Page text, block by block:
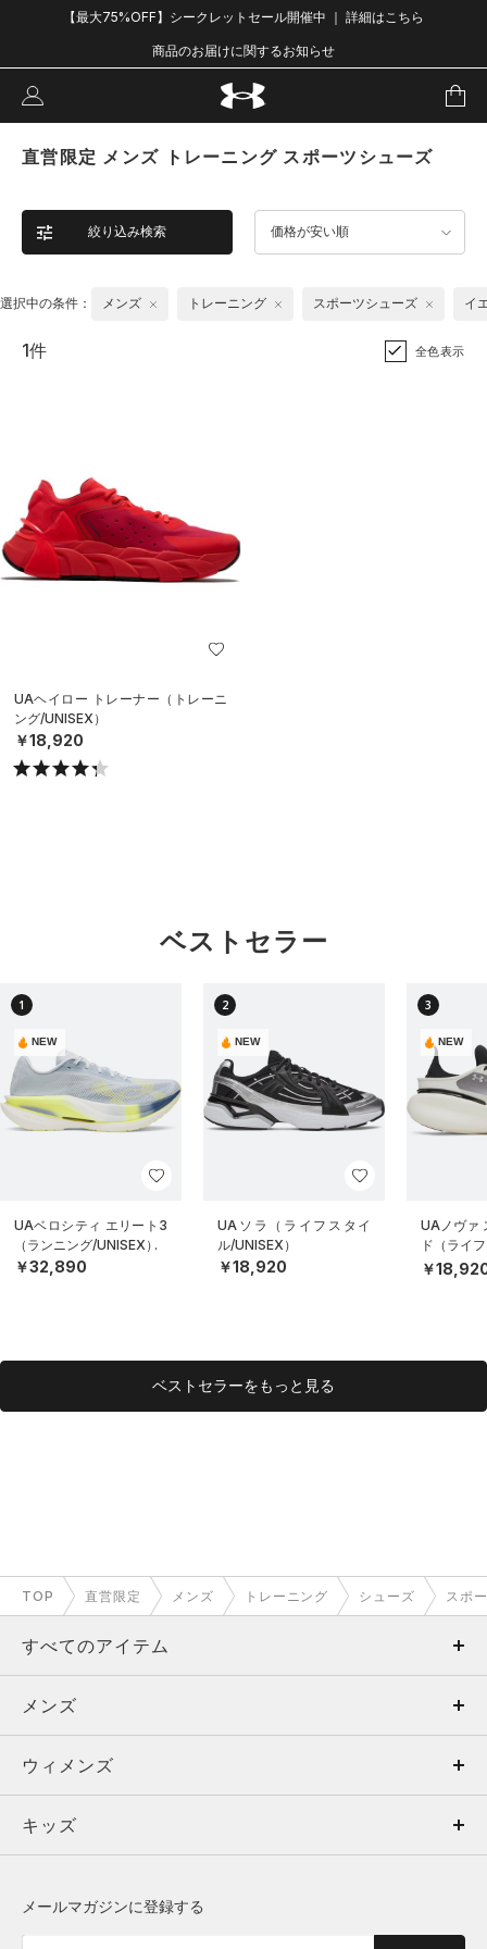
【最大75%OFF】シークレットセール開催中 ｜ 詳細はこちら
商品のお届けに関するお知らせ
直営限定 メンズ トレーニング スポーツシューズ
絞り込み検索 価格が安い順
選択中の条件： メンズ トレーニング スポーツシューズ イ
1件 全色表示
UAヘイロー トレーナー（トレーニ
ング/UNISEX）
￥18,920
ベストセラー
1
NEW
UAベロシティ エリート3
（ランニング/UNISEX）
￥32,890
2
NEW
UAソラ（ライフスタイ
ル/UNISEX）
￥18,920
3
NEW
UAノヴァ
ド（ライ
EX）
￥
ベストセラーをもっと見る
TOP 直営限定 メンズ トレーニング シューズ スポ
すべてのアイテム
メンズ
ウィメンズ
キッズ
メンズ
トップス
ボトムス
ウィメンズ
トップス
キッズ
メールマガジンに登録する